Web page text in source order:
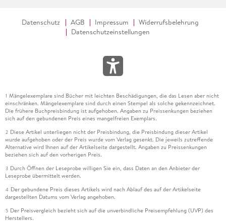
Datenschutz AGB Impressum
Widerrufsbelehrung
Datenschutzeinstellungen
1 Mängelexemplare sind Bücher mit leichten Beschädigungen, die das Lesen aber nicht
einschränken. Mängelexemplare sind durch einen Stempel als solche gekennzeichnet.
Die frühere Buchpreisbindung ist aufgehoben. Angaben zu Preissenkungen beziehen
sich auf den gebundenen Preis eines mangelfreien Exemplars.
2 Diese Artikel unterliegen nicht der Preisbindung, die Preisbindung dieser Artikel
wurde aufgehoben oder der Preis wurde vom Verlag gesenkt. Die jeweils zutreffende
Alternative wird Ihnen auf der Artikelseite dargestellt. Angaben zu Preissenkungen
beziehen sich auf den vorherigen Preis.
3 Durch Öffnen der Leseprobe willigen Sie ein, dass Daten an den Anbieter der
Leseprobe übermittelt werden.
4 Der gebundene Preis dieses Artikels wird nach Ablauf des auf der Artikelseite
dargestellten Datums vom Verlag angehoben.
5 Der Preisvergleich bezieht sich auf die unverbindliche Preisempfehlung (UVP) des
Herstellers.